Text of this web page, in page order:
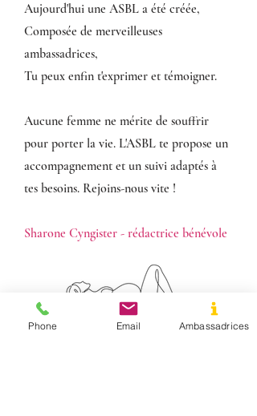
Aujourd'hui une ASBL a été créée,
Composée de merveilleuses
ambassadrices,
Tu peux enfin t'exprimer et témoigner.
Aucune femme ne mérite de souffrir
pour porter la vie. L'ASBL te propose un
accompagnement et un suivi adaptés à
tes besoins. Rejoins-nous vite !
Sharone Cyngister - rédactrice bénévole
Phone Email Ambassadrices